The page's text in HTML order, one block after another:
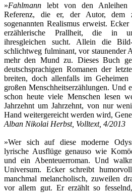
»Fahlmann lebt von den
Referenz, die er, der Autor, dem
sogenannten Realismus erweist.
erzählerische Prallheit, die in
ihresgleichen sucht. Allein die
schlichtweg fulminant, vor staunender
mehr den Mund zu. Dieses Buch
deutschsprachigen Romanen der
breiten, doch allenfalls im
großen Menschheitserzählungen. Und
schon heute viele Menschen lesen
Jahrzehnt um Jahrzehnt, von nur
Hand weitergereicht werden wird,
Alban Nikolai Herbst, Volltext, 4/2013
»Wer sich auf diese moderne
lyrische Ausflüge genauso wie
und ein Abenteuerroman. Und
Universum. Ecker schreibt
manchmal melancholisch, zuweilen
vor allem gut. Er erzählt so